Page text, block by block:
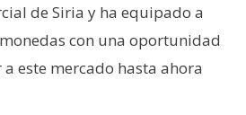
de Siria y ha equipado a
con una oportunidad
este mercado hasta ahora